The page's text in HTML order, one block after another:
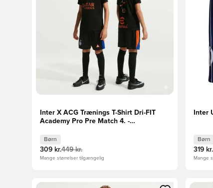
Inter X ACG Trænings T-Shirt Dri-FIT
Academy Pro Pre Match 4. -
Børn
309 kr.449 kr.
Mange størrelser tilgængelig
Inter
Børn
319 kr.
Mange